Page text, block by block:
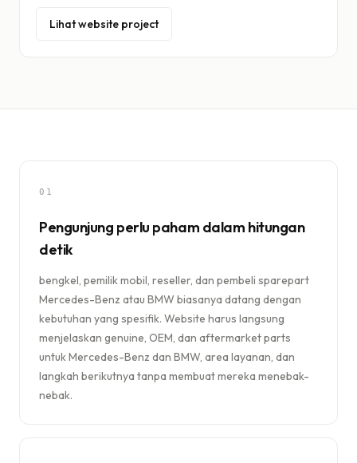
Lihat website project
01
Pengunjung perlu paham dalam hitungan
detik
bengkel, pemilik mobil, reseller, dan pembeli sparepart
Mercedes-Benz atau BMW biasanya datang dengan
kebutuhan yang spesifik. Website harus langsung
menjelaskan genuine, OEM, dan aftermarket parts
untuk Mercedes-Benz dan BMW, area layanan, dan
langkah berikutnya tanpa membuat mereka menebak-
nebak.